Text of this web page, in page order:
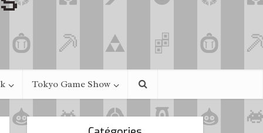
Tokyo Game Show